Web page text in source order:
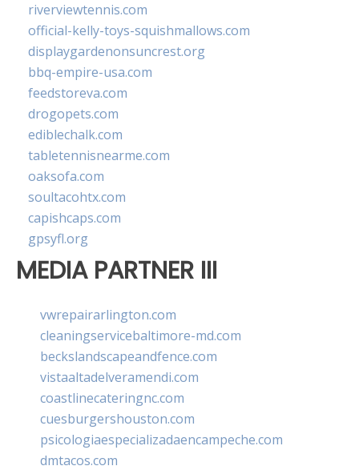
riverviewtennis.com
official-kelly-toys-squishmallows.com
displaygardenonsuncrest.org
bbq-empire-usa.com
feedstoreva.com
drogopets.com
ediblechalk.com
tabletennisnearme.com
oaksofa.com
soultacohtx.com
capishcaps.com
gpsyfl.org
MEDIA PARTNER III
vwrepairarlington.com
cleaningservicebaltimore-md.com
beckslandscapeandfence.com
vistaaltadelveramendi.com
coastlinecateringnc.com
cuesburgershouston.com
psicologiaespecializadaencampeche.com
dmtacos.com